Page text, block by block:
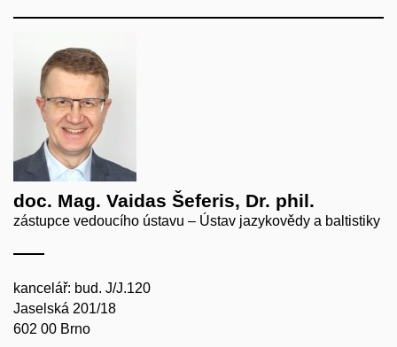
doc. Mag. Vaidas Šeferis, Dr. phil.
zástupce vedoucího ústavu – Ústav jazykovědy a baltistiky
kancelář: bud. J/J.120
Jaselská 201/18
602 00 Brno